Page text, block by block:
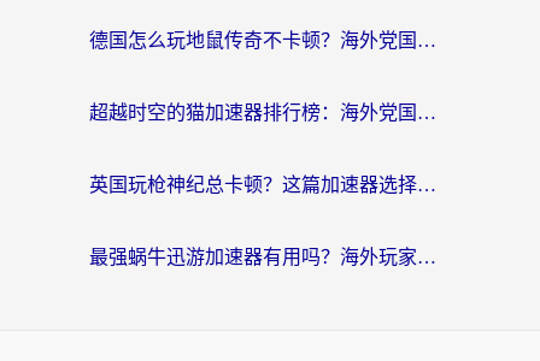
德国怎么玩地鼠传奇不卡顿？海外党国服游戏加速全攻略（含战双EVE实用指南）
超越时空的猫加速器排行榜：海外党国服游戏不卡顿的终极选择指南
英国玩枪神纪总卡顿？这篇加速器选择指南帮你告别延迟（附实测推荐）
最强蜗牛迅游加速器有用吗？海外玩家国服游戏加速避坑指南（附德国玩忍者必须死3流星蝴蝶剑解决办法）